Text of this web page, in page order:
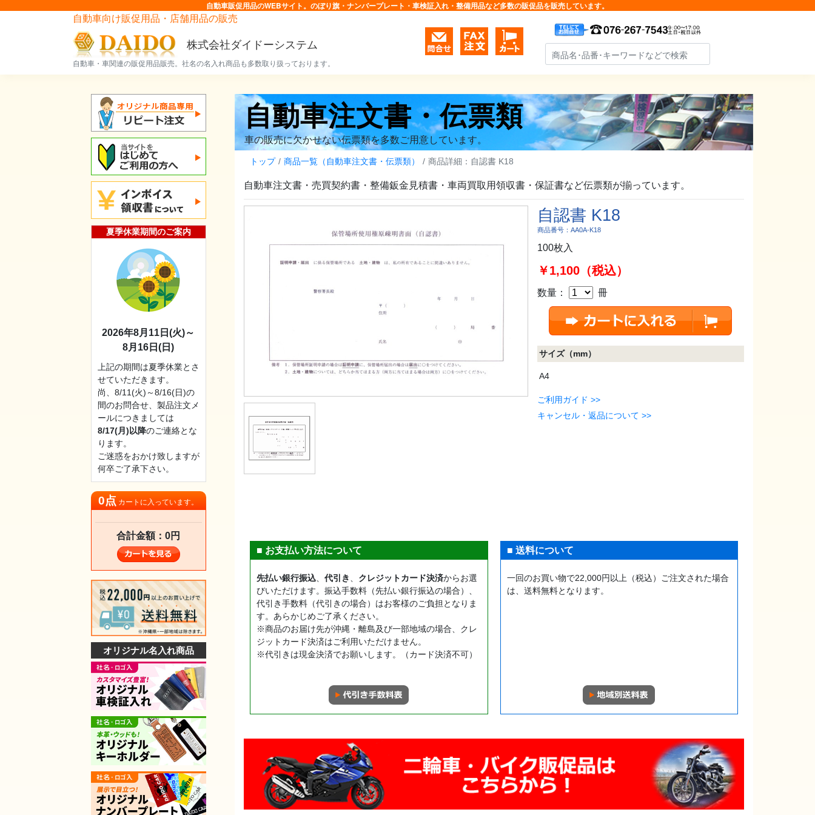
自動車販促用品のWEBサイト。のぼり旗・ナンバープレート・車検証入れ・整備用品など多数の販促品を販売しています。
自動車向け販促用品・店舗用品の販売
株式会社ダイドーシステム
自動車・車関連の販促用品販売。社名の名入れ商品も多数取り扱っております。
夏季休業期間のご案内
2026年8月11日(火)～
8月16日(日)
上記の期間は夏季休業とさ
せていただきます。
尚、8/11(火)～8/16(日)の
間のお問合せ、製品注文メ
ールにつきましては
8/17(月)以降のご連絡とな
ります。
ご迷惑をおかけ致しますが
何卒ご了承下さい。
0点 カートに入っています。
合計金額：0円
オリジナル名入れ商品
自動車注文書・伝票類
車の販売に欠かせない伝票類を多数ご用意しています。
トップ 商品一覧（自動車注文書・伝票類） 商品詳細：自認書 K18
自動車注文書・売買契約書・整備鈑金見積書・車両買取用領収書・保証書など伝票類が揃っています。
自認書 K18
商品番号：AA0A-K18
100枚入
￥1,100（税込）
数量： 冊
サイズ（mm）
A4
ご利用ガイド >>
キャンセル・返品について >>
■ お支払い方法について
先払い銀行振込、 代引き、 クレジットカード決済からお選
びいただけます。振込手数料（先払い銀行振込の場合）、
代引き手数料（代引きの場合）はお客様のご負担となりま
す。あらかじめご了承ください。
※商品のお届け先が沖縄・離島及び一部地域の場合、クレ
ジットカード決済はご利用いただけません。
※代引きは現金決済でお願いします。（カード決済不可）
■ 送料について
一回のお買い物で22,000円以上（税込）ご注文された場合
は、送料無料となります。